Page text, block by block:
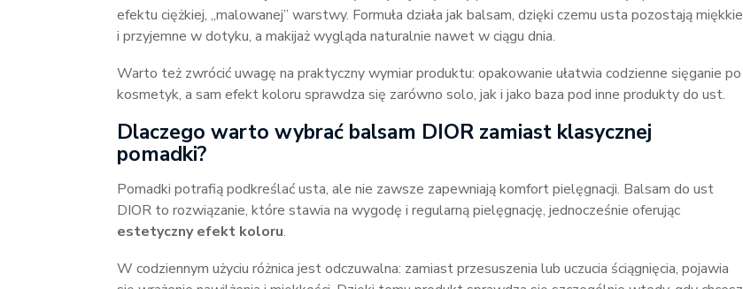
efektu ciężkiej, „malowanej” warstwy. Formuła działa jak balsam, dzięki czemu usta pozostają miękkie
i przyjemne w dotyku, a makijaż wygląda naturalnie nawet w ciągu dnia.
Warto też zwrócić uwagę na praktyczny wymiar produktu: opakowanie ułatwia codzienne sięganie po
kosmetyk, a sam efekt koloru sprawdza się zarówno solo, jak i jako baza pod inne produkty do ust.
Dlaczego warto wybrać balsam DIOR zamiast klasycznej
pomadki?
Pomadki potrafią podkreślać usta, ale nie zawsze zapewniają komfort pielęgnacji. Balsam do ust
DIOR to rozwiązanie, które stawia na wygodę i regularną pielęgnację, jednocześnie oferując
estetyczny efekt koloru.
W codziennym użyciu różnica jest odczuwalna: zamiast przesuszenia lub uczucia ściągnięcia, pojawia